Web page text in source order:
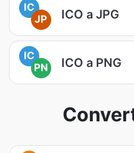
IC
JP
ICO a JPG
IC
PN
ICO a PNG